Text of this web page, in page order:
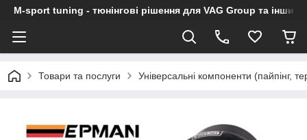
M-sport tuning - тюнінгові рішення для VAG Group та інших
Товари та послуги Універсальні компоненти (пайпінг,